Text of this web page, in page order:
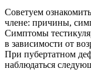
Советуем
члене: причины,
Симптомы
в зависимости от
При пубертатном
наблюдаться